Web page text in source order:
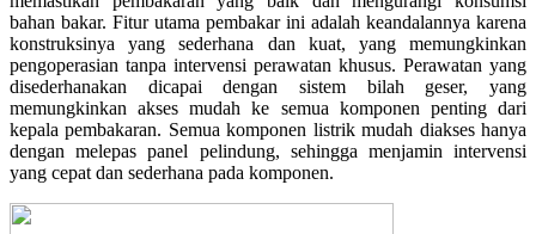
bahan bakar. Fitur utama pembakar ini adalah keandalannya karena
konstruksinya yang sederhana dan kuat, yang memungkinkan
pengoperasian tanpa intervensi perawatan khusus. Perawatan yang
disederhanakan dicapai dengan sistem bilah geser, yang
memungkinkan akses mudah ke semua komponen penting dari
kepala pembakaran. Semua komponen listrik mudah diakses hanya
dengan melepas panel pelindung, sehingga menjamin intervensi
yang cepat dan sederhana pada komponen.